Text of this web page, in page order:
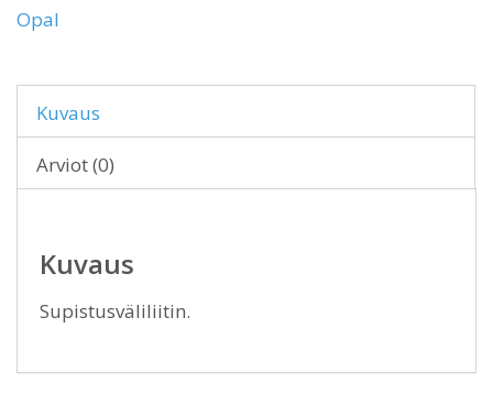
Opal
Kuvaus
Arviot (0)
Kuvaus
Supistusväliliitin.